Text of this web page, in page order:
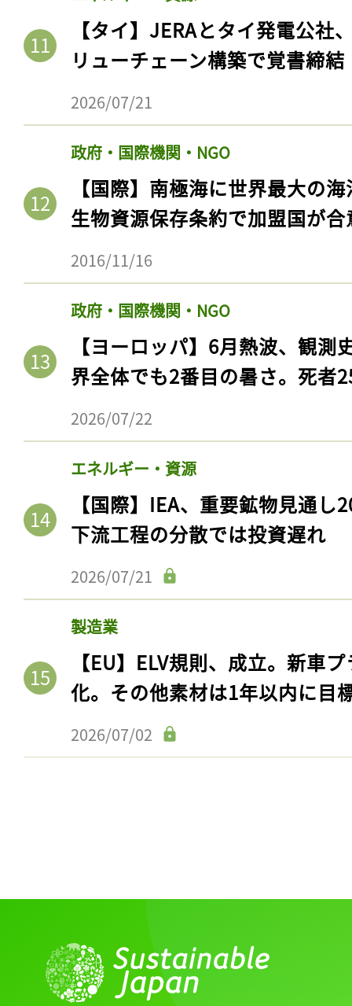
【タイ】JERAとタイ発電公社
リューチェーン構築で覚書締結
2026/07/21
政府・国際機関・NGO
【国際】南極海に世界最大の
生物資源保存条約で加盟国が合
2016/11/16
政府・国際機関・NGO
【ヨーロッパ】6月熱波、観
界全体でも2番目の暑さ。死者
2026/07/22
エネルギー・資源
【国際】IEA、重要鉱物見通
下流工程の分散では投資遅れ
2026/07/21
製造業
【EU】ELV規則、成立。新車
化。その他素材は1年以内に目
2026/07/02
記事をお気に入りに
ログインが必
ログイン